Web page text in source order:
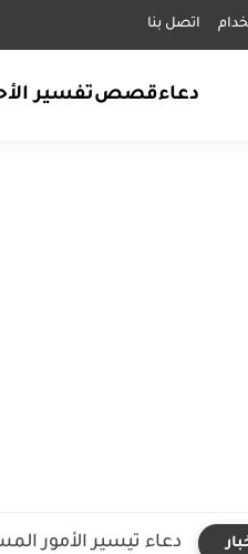
اتصل بنا
دعاءقصصتفسير
دعاء تيسير الأمور